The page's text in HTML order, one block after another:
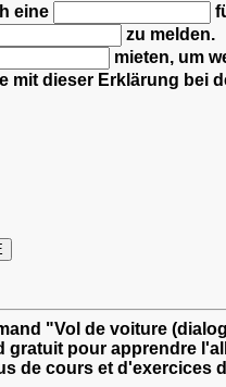
eine
zu melden.
mieten, um
mit dieser Erklärung bei
"Vol de voiture
gratuit pour apprendre
de cours et d'exercices